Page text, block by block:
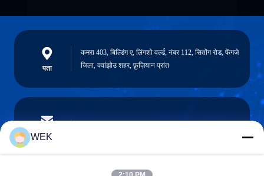
पता
कमरा 403, बिल्डिंग ए, लिंगशो वर्ल्ड, नंबर 112, सितोंग रोड, फेंगजे
जिला, क्वांझोउ शहर, फ़ुज़ियान प्रांत
ईमेल
WEK